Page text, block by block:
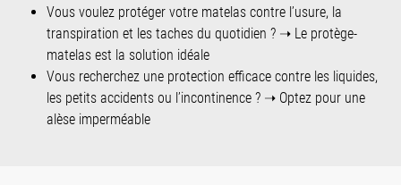
Vous voulez protéger votre matelas contre l’usure, la
transpiration et les taches du quotidien ? ➝ Le protège-
matelas est la solution idéale
Vous recherchez une protection efficace contre les liquides,
les petits accidents ou l’incontinence ? ➝ Optez pour une
alèse imperméable